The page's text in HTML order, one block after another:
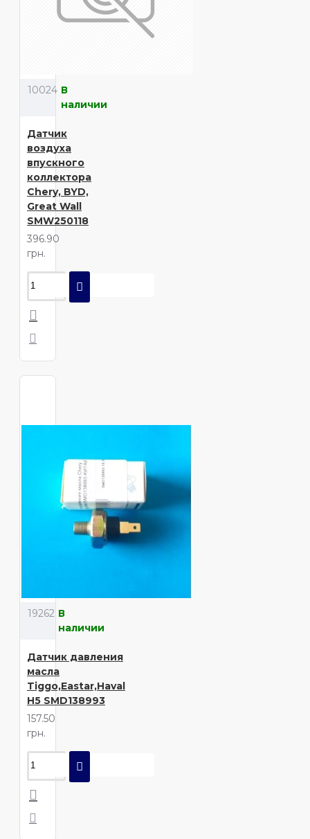
10024 В
наличии
Датчик
воздуха
впускного
коллектора
Chery, BYD,
Great Wall
SMW250118
396.90
грн.
19262 В
наличии
Датчик давления
масла
Tiggo,Eastar,Haval
H5 SMD138993
157.50
грн.